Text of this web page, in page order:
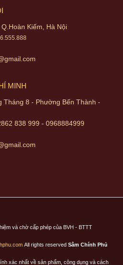
Kiếm, Hà Nội
MINH
Tháng 8 - Phường Bến Thành -
838 999 - 0968884999
và chờ cấp phép của BVH - BTTT
All rights reserved Sâm Chính Phủ
xác nhất về sản phẩm, công dụng và cách